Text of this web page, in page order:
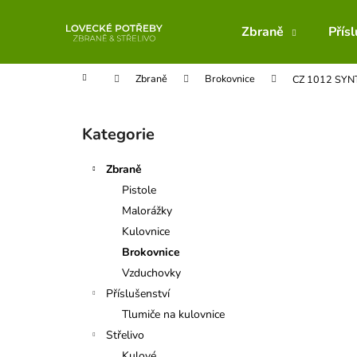
Zbraně
Domů Zbraně Brokovnice CZ 1012
Přeskočit
kategorie
Kategorie
Zbraně
Pistole
Malorážky
Kulovnice
Brokovnice
Vzduchovky
Příslušenství
Tlumiče na kulovnice
Střelivo
í
Zpět
do
Zpět
do